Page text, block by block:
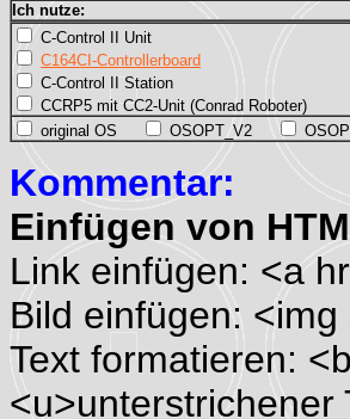
Ich nutze:
C-Control II Unit
C164CI-Controllerboard
C-Control II Station
CCRP5 mit CC2-Unit (Conrad Roboter)
original OS
OSOPT_V2
Kommentar:
Einfügen von
Link einfügen: <a
Bild einfügen:
Text formatieren:
<u>unterstrichener